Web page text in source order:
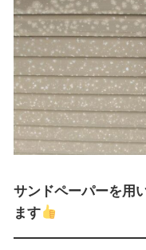
サンドペーパーを用
ます